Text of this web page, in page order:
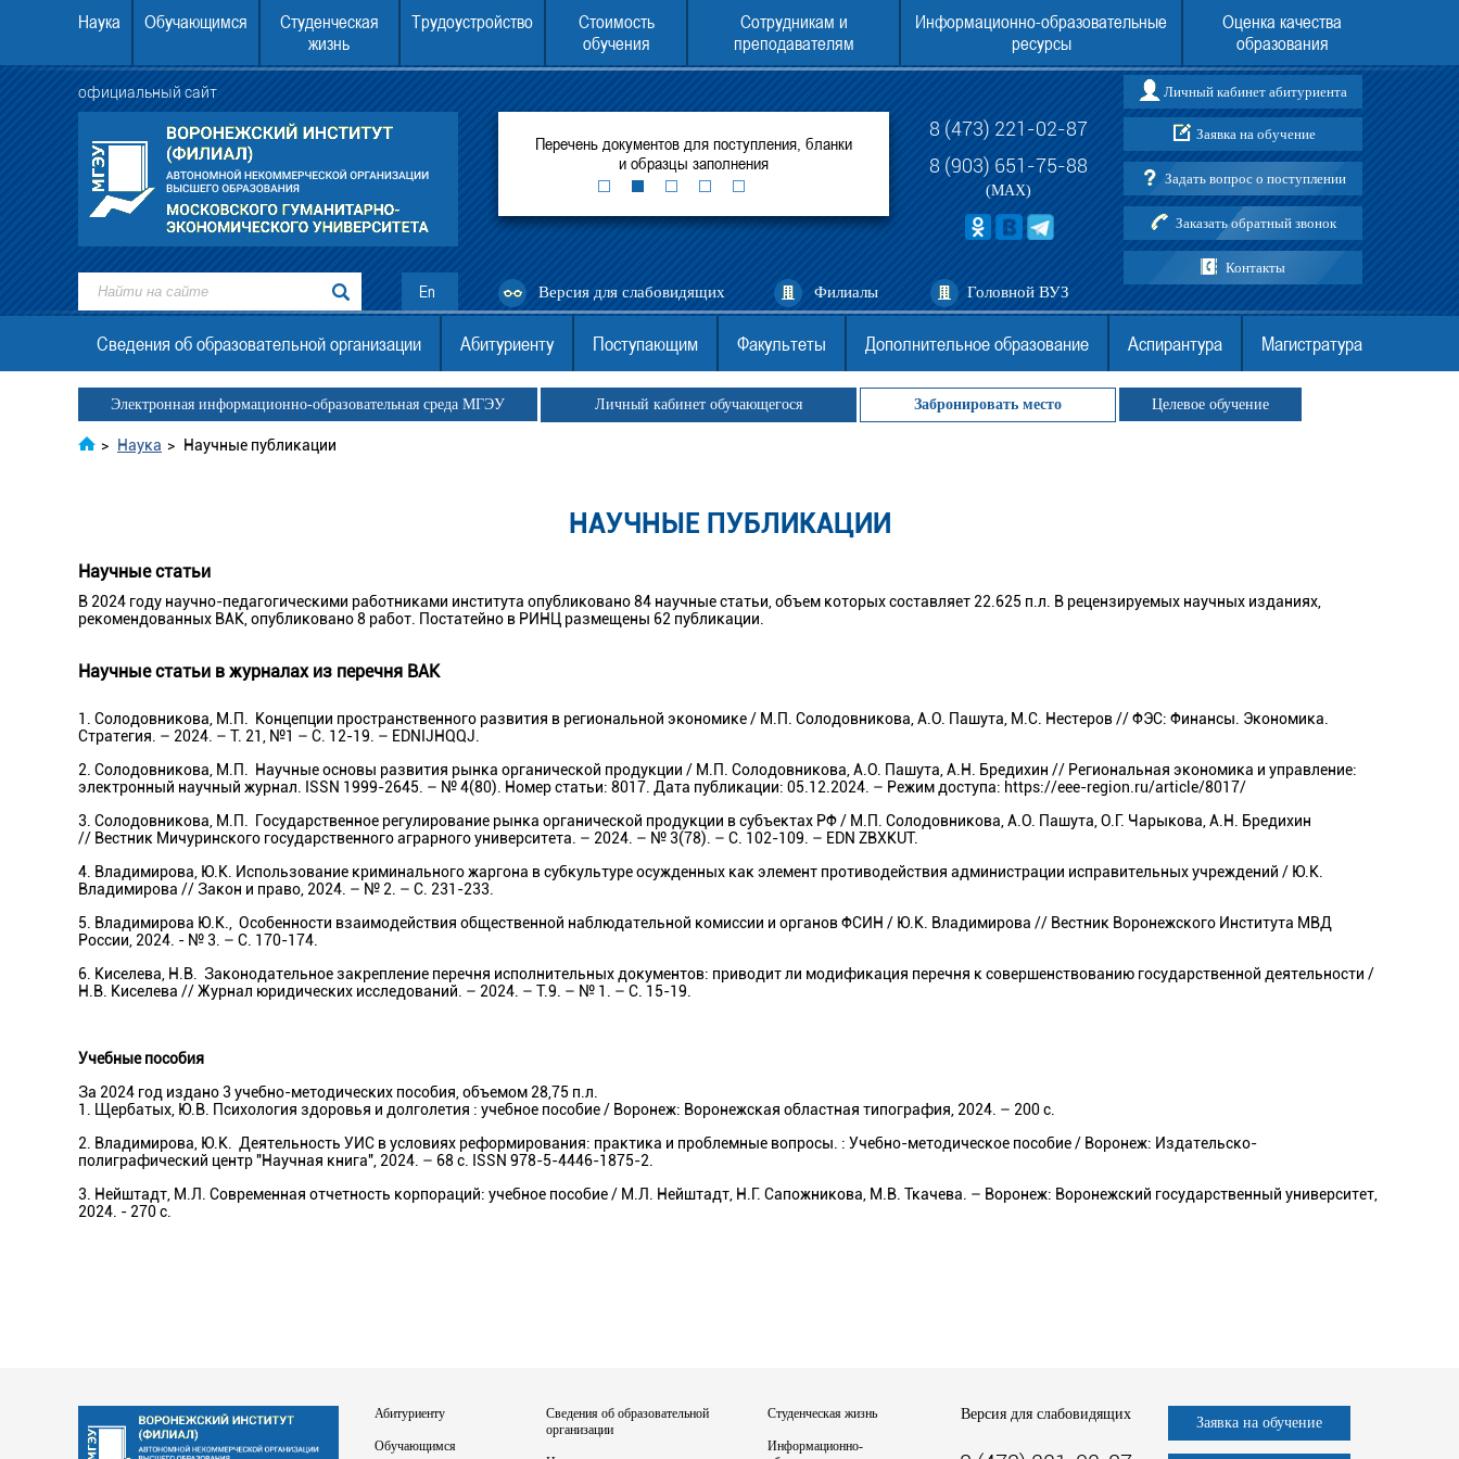
Наука Обучающимся
Студенческая
жизнь
Трудоустройство
Стоимость
обучения
Сотрудникам и
преподавателям
Информационно-образовательные
ресурсы
Оценка качества
образования
официальный сайт
институт (филиал) АНО
Украины, ДНР, ЛНР
22.08.2026 в 12.00 в Воронежском институте
МГЭУ состоится День открытых дверей
Перечень документов для поступления, бланки
и образцы заполнения
ЕГЭ для поступления в Воронежский институт
(филиал) АНО ВО МГЭУ в 2026 году
Поступить в Воронежский институт
АНО ВО МГЭУ без ЕГЭ
8 (473) 221-02-87
8 (903) 651-75-88
(MAX)
En Версия для слабовидящих Филиалы Головной ВУЗ
Заявка на обучение
Задать вопрос о поступлении
Заказать обратный звонок
Контакты
Личный кабинет абитуриента
Сведения об образовательной организации Абитуриенту Поступающим Факультеты Дополнительное образование Аспирантура Магистратура
Электронная информационно-образовательная среда МГЭУ Личный кабинет обучающегося Забронировать место Целевое обучение
> Наука > Научные публикации
НАУЧНЫЕ ПУБЛИКАЦИИ
Научные статьи
В 2024 году научно-педагогическими работниками института опубликовано 84 научные статьи, объем которых составляет 22.625 п.л. В рецензируемых научных изданиях,
рекомендованных ВАК, опубликовано 8 работ. Постатейно в РИНЦ размещены 62 публикации.
Научные статьи в журналах из перечня ВАК
1. Солодовникова, М.П. Концепции пространственного развития в региональной экономике / М.П. Солодовникова, А.О. Пашута, М.С. Нестеров // ФЭС: Финансы. Экономика.
Стратегия. – 2024. – Т. 21, №1 – С. 12-19. – EDNIJHQQJ.
2. Солодовникова, М.П. Научные основы развития рынка органической продукции / М.П. Солодовникова, А.О. Пашута, А.Н. Бредихин // Региональная экономика и управление:
электронный научный журнал. ISSN 1999-2645. – № 4(80). Номер статьи: 8017. Дата публикации: 05.12.2024. – Режим доступа: https://eee-region.ru/article/8017/
3. Солодовникова, М.П. Государственное регулирование рынка органической продукции в субъектах РФ / М.П. Солодовникова, А.О. Пашута, О.Г. Чарыкова, А.Н. Бредихин
// Вестник Мичуринского государственного аграрного университета. – 2024. – № 3(78). – С. 102-109. – EDN ZBXKUT.
4. Владимирова, Ю.К. Использование криминального жаргона в субкультуре осужденных как элемент противодействия администрации исправительных учреждений / Ю.К.
Владимирова // Закон и право, 2024. – № 2. – С. 231-233.
5. Владимирова Ю.К., Особенности взаимодействия общественной наблюдательной комиссии и органов ФСИН / Ю.К. Владимирова // Вестник Воронежского Института МВД
России, 2024. - № 3. – С. 170-174.
6. Киселева, Н.В. Законодательное закрепление перечня исполнительных документов: приводит ли модификация перечня к совершенствованию государственной деятельности /
Н.В. Киселева // Журнал юридических исследований. – 2024. – Т.9. – № 1. – С. 15-19.
Учебные пособия
За 2024 год издано 3 учебно-методических пособия, объемом 28,75 п.л.
1. Щербатых, Ю.В. Психология здоровья и долголетия : учебное пособие / Воронеж: Воронежская областная типография, 2024. – 200 с.
2. Владимирова, Ю.К. Деятельность УИС в условиях реформирования: практика и проблемные вопросы. : Учебно-методическое пособие / Воронеж: Издательско-
полиграфический центр "Научная книга", 2024. – 68 с. ISSN 978-5-4446-1875-2.
3. Нейштадт, М.Л. Современная отчетность корпораций: учебное пособие / М.Л. Нейштадт, Н.Г. Сапожникова, М.В. Ткачева. – Воронеж: Воронежский государственный университет,
2024. - 270 с.
Абитуриенту
Обучающимся
Сведения об образовательной
организации
Студенческая жизнь
Информационно-
Версия для слабовидящих
Заявка на обучение